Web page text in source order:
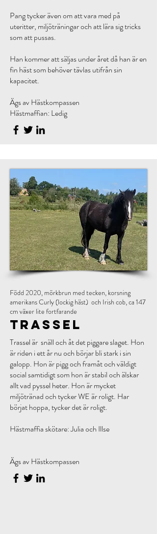
Pang tycker även om att vara med på
uteritter, miljöträningar och att lära sig tricks
som att pussas.​​
Han kommer att säljas under året då han är en
fin häst som behöver tävlas utifrån sin
kapacitet.
Ägs av Hästkompassen
Hästmaffian: Ledig
Född 2020, mörkbrun med tecken, korsning
amerikans Curly (lockig häst) och Irish cob, ca 147
cm växer lite fortfarande
Trassel
Trassel är snäll och åt det piggare slaget. Hon
är riden i ett år nu och börjar bli stark i sin
galopp. Hon är pigg och framåt och väldigt
social samtidigt som hon är stabil och älskar
allt vad pyssel heter. Hon är mycket
miljötränad och tycker WE är roligt. Har
börjat hoppa, tycker det är roligt.
Hästmaffia skötare: Julia och Illse
Ägs av Hästkompassen